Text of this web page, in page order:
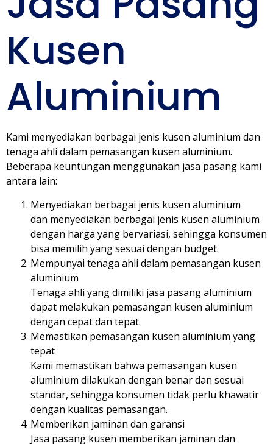
Kusen
Aluminium
Kami menyediakan berbagai jenis kusen aluminium dan
tenaga ahli dalam pemasangan kusen aluminium.
Beberapa keuntungan menggunakan jasa pasang kami
antara lain:
Menyediakan berbagai jenis kusen aluminium
dan menyediakan berbagai jenis kusen aluminium
dengan harga yang bervariasi, sehingga konsumen
bisa memilih yang sesuai dengan budget.
Mempunyai tenaga ahli dalam pemasangan kusen
aluminium
Tenaga ahli yang dimiliki jasa pasang aluminium
dapat melakukan pemasangan kusen aluminium
dengan cepat dan tepat.
Memastikan pemasangan kusen aluminium yang
tepat
Kami memastikan bahwa pemasangan kusen
aluminium dilakukan dengan benar dan sesuai
standar, sehingga konsumen tidak perlu khawatir
dengan kualitas pemasangan.
Memberikan jaminan dan garansi
Jasa pasang kusen memberikan jaminan dan